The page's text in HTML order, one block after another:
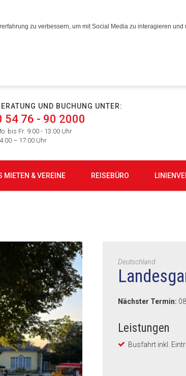
zu verbessern, um mit Social Media zu interagieren
UND BUCHUNG UNTER:
54 76 - 90 2000
bis Fr. 9:00 - 13:00 Uhr
– 17:00 Uhr
MIETEN & VEREINE REISEBÜRO
Deutschland
Nächster Termin:
Leistungen
Busfahrt inkl.